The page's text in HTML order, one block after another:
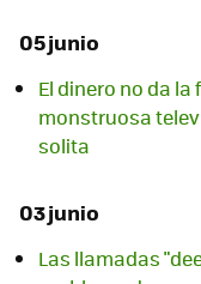
05 junio
El dinero no da la
monstruosa
solita
03 junio
Las llamadas